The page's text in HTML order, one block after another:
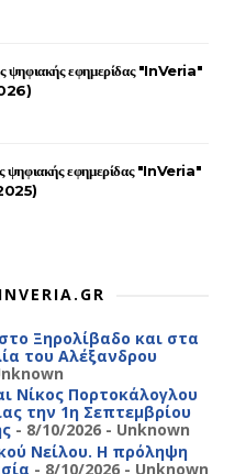
ψηφιακής εφημερίδας "InVeria"
ψηφιακής εφημερίδας "InVeria"
Ξηρολίβαδο και στα
του Αλέξανδρου
Νίκος Πορτοκάλογλου
την 1η Σεπτεμβρίου
- 8/10/2026- Unknown
Νείλου. Η πρόληψη
- 8/10/2026- Unknown